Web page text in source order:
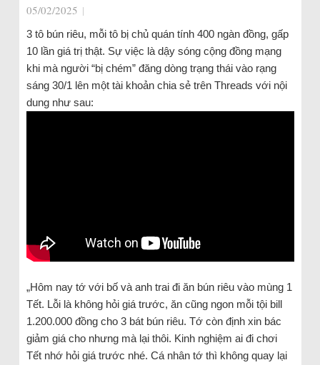
05/02/2025 |
3 tô bún riêu, mỗi tô bị chủ quán tính 400 ngàn đồng, gấp
10 lần giá trị thật. Sự việc là dậy sóng cộng đồng mạng
khi mà người “bị chém” đăng dòng trạng thái vào rạng
sáng 30/1 lên một tài khoản chia sẻ trên Threads với nội
dung như sau:
„Hôm nay tớ với bố và anh trai đi ăn bún riêu vào mùng 1
Tết. Lỗi là không hỏi giá trước, ăn cũng ngon mỗi tội bill
1.200.000 đồng cho 3 bát bún riêu. Tớ còn định xin bác
giảm giá cho nhưng mà lại thôi. Kinh nghiệm ai đi chơi
Tết nhớ hỏi giá trước nhé. Cá nhân tớ thì không quay lại